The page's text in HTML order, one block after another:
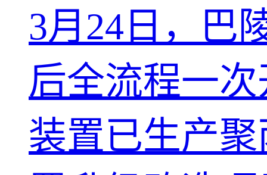
3月24日，巴
后全流程一
装置已生产